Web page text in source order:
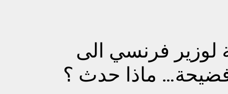
لوزير فرنسي الى
ماذا حدث ؟